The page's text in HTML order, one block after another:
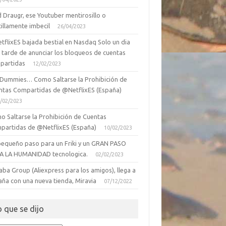
Draugr, ese Youtuber mentirosillo o
imbecil
26/04/2023
bajada bestial en Nasdaq Solo un dia
tarde de anunciar los bloqueos de cuentas
12/02/2023
Como Saltarse la Prohibición de
Compartidas de @NetflixES (España)
02/2023
Saltarse la Prohibición de Cuentas
de @NetflixES (España)
10/02/2023
paso para un Friki y un GRAN PASO
LA HUMANIDAD tecnologica.
02/02/2023
Group (Aliexpress para los amigos), llega a
con una nueva tienda, Miravia
07/12/2022
que se dijo